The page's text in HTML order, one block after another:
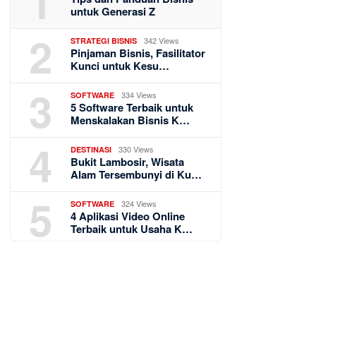
untuk Generasi Z
2 STRATEGI BISNIS 342 Views
Pinjaman Bisnis, Fasilitator
Kunci untuk Kesu…
3 SOFTWARE 334 Views
5 Software Terbaik untuk
Menskalakan Bisnis K…
4 DESTINASI 330 Views
Bukit Lambosir, Wisata
Alam Tersembunyi di Ku…
5 SOFTWARE 324 Views
4 Aplikasi Video Online
Terbaik untuk Usaha K…